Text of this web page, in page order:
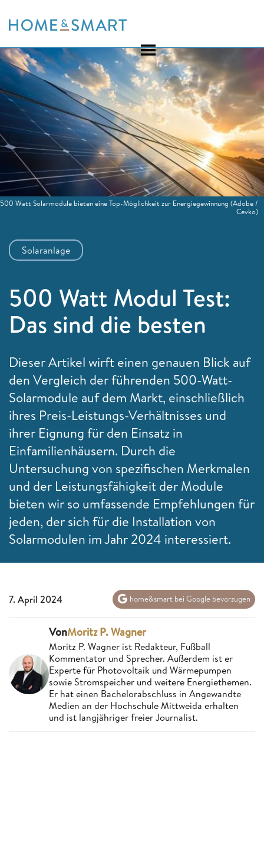
to
Solaranlage
500 Watt Modul Test:
Das sind die besten
Dieser Artikel wirft einen genauen Blick auf
den Vergleich der führenden 500-Watt-
Solarmodule auf dem Markt, einschließlich
ihres Preis-Leistungs-Verhältnisses und
ihrer Eignung für den Einsatz in
Einfamilienhäusern. Durch die
Untersuchung von spezifischen Merkmalen
und der Leistungsfähigkeit der Module
bieten wir so umfassende Empfehlungen für
jeden, der sich für die Installation von
Solarmodulen im Jahr 2024 interessiert.
500 Watt Solarmodule bieten eine Top-Möglichkeit zur Energiegewinnung (Adobe /
Cevko)
7. April 2024 home&smart bei Google bevorzugen
VonMoritz P. Wagner
Moritz P. Wagner ist Redakteur, Fußball
Kommentator und Sprecher. Außerdem ist er
Experte für Photovoltaik und Wärmepumpen
sowie Stromspeicher und weitere Energiethemen.
Er hat einen Bachelorabschluss in Angewandte
Medien an der Hochschule Mittweida erhalten
und ist langjähriger freier Journalist.